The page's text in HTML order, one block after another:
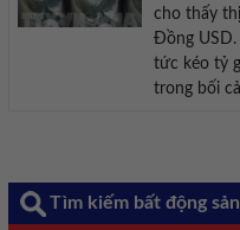
cho thấy
Đồng USD.
tức kéo tỷ
trong bối
Tìm kiếm bất động sản